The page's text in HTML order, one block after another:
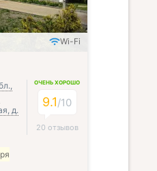
Wi-Fi
д.
ОЧЕНЬ ХОРОШО
9.1/10
20 отзывов